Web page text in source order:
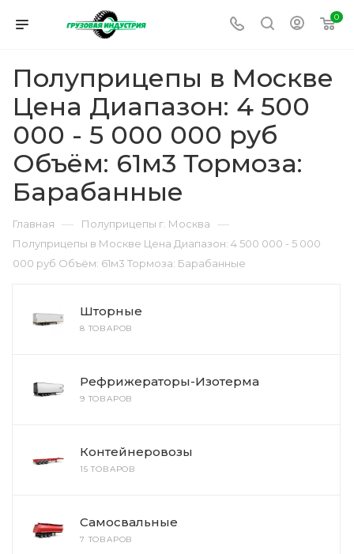
0
Полуприцепы в Москве
Цена Диапазон: 4 500
000 - 5 000 000 руб
Объём: 61м3 Тормоза:
Барабанные
Главная — Полуприцепы г. Москва —
Полуприцепы в Москве Цена Диапазон: 4 500 000 - 5 000
000 руб Объём: 61м3 Тормоза: Барабанные
Шторные
8 ТОВАРОВ
Рефрижераторы-Изотерма
9 ТОВАРОВ
Контейнеровозы
15 ТОВАРОВ
Самосвальные
7 ТОВАРОВ